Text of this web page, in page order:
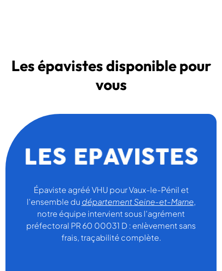
Les épavistes disponible pour
vous
Épaviste agréé VHU pour Vaux-le-Pénil et
l'ensemble du département Seine-et-Marne,
notre équipe intervient sous l'agrément
préfectoral PR 60 00031 D : enlèvement sans
frais, traçabilité complète.